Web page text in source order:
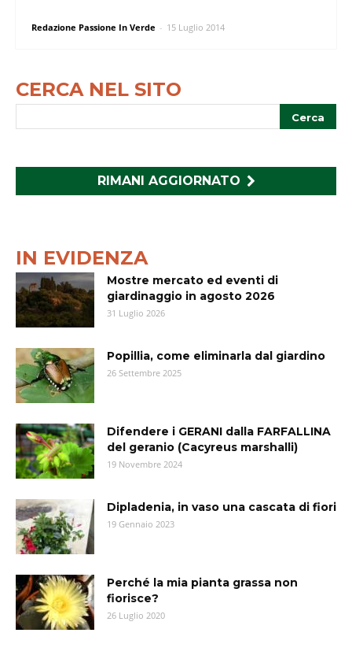
Redazione Passione In Verde - 15 Luglio 2014
CERCA NEL SITO
RIMANI AGGIORNATO
IN EVIDENZA
Mostre mercato ed eventi di
giardinaggio in agosto 2026
31 Luglio 2026
Popillia, come eliminarla dal giardino
26 Settembre 2025
Difendere i GERANI dalla FARFALLINA
del geranio (Cacyreus marshalli)
19 Novembre 2024
Dipladenia, in vaso una cascata di fiori
19 Gennaio 2023
Perché la mia pianta grassa non
fiorisce?
26 Luglio 2020